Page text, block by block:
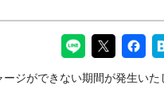
ジができない期間が発生いた